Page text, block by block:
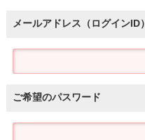
メールアドレス（ログインID）
ご希望のパスワード